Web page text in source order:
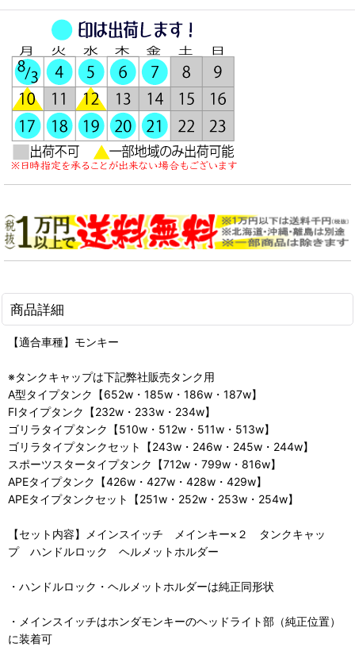
商品詳細
【適合車種】モンキー
※タンクキャップは下記弊社販売タンク用
A型タイプタンク【652w・185w・186w・187w】
FIタイプタンク【232w・233w・234w】
ゴリラタイプタンク【510w・512w・511w・513w】
ゴリラタイプタンクセット【243w・246w・245w・244w】
スポーツスタータイプタンク【712w・799w・816w】
APEタイプタンク【426w・427w・428w・429w】
APEタイプタンクセット【251w・252w・253w・254w】
【セット内容】メインスイッチ メインキー×２ タンクキャッ
プ ハンドルロック ヘルメットホルダー
・ハンドルロック・ヘルメットホルダーは純正同形状
・メインスイッチはホンダモンキーのヘッドライト部（純正位置）
に装着可